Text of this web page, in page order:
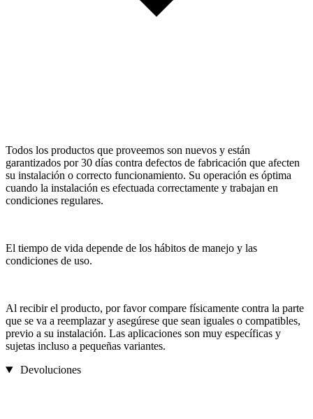
Todos los productos que proveemos son nuevos y están
garantizados por 30 días contra defectos de fabricación que afecten
su instalación o correcto funcionamiento. Su operación es óptima
cuando la instalación es efectuada correctamente y trabajan en
condiciones regulares.
El tiempo de vida depende de los hábitos de manejo y las
condiciones de uso.
Al recibir el producto, por favor compare físicamente contra la parte
que se va a reemplazar y asegúrese que sean iguales o compatibles,
previo a su instalación. Las aplicaciones son muy específicas y
sujetas incluso a pequeñas variantes.
Devoluciones